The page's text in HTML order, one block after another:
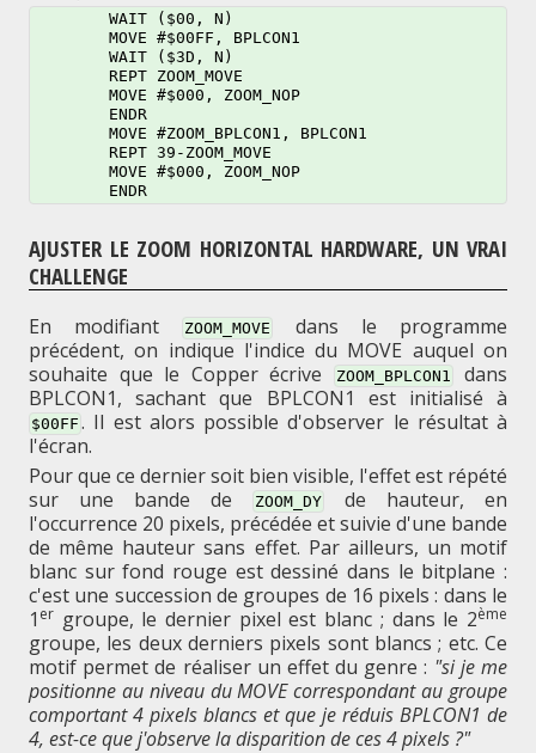
AJUSTER LE ZOOM HORIZONTAL HARDWARE, UN VRAI
CHALLENGE
En modifiant ZOOM_MOVE
dans le programme
précédent, on indique l'indice du MOVE auquel on
souhaite que le Copper écrive
ZOOM_BPLCON1
dans
BPLCON1, sachant que BPLCON1 est initialisé à
$00FF . Il est alors possible d'observer le résultat à
l'écran.
Pour que ce dernier soit bien visible, l'effet est répété
sur une bande de
ZOOM_DY
de hauteur, en
l'occurrence 20 pixels, précédée et suivie d'une bande
de même hauteur sans effet. Par ailleurs, un motif
blanc sur fond rouge est dessiné dans le bitplane :
c'est une succession de groupes de 16 pixels : dans le
1 er groupe, le dernier pixel est blanc ; dans le 2ème
groupe, les deux derniers pixels sont blancs ; etc. Ce
motif permet de réaliser un effet du genre : "si je me
positionne au niveau du MOVE correspondant au groupe
comportant 4 pixels blancs et que je réduis BPLCON1 de
4, est-ce que j'observe la disparition de ces 4 pixels ?"